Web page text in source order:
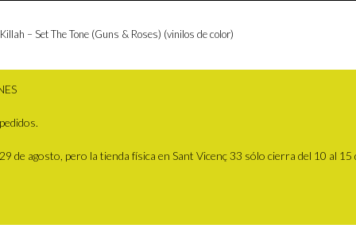
– Set The Tone (Guns & Roses) (vinilos de color)
de agosto, pero la tienda física en Sant Vicenç 33 sólo cierra del 10 al 15